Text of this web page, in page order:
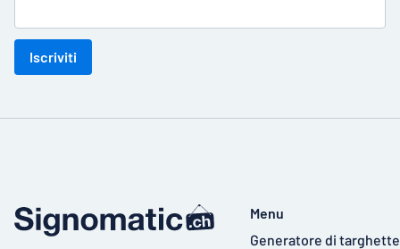
Iscriviti
Menu
Generatore di targhette